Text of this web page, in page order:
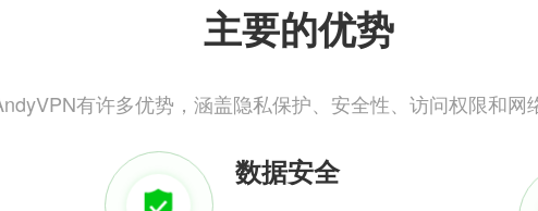
主要的优势
有许多优势，涵盖隐私保护、安全性、访问权限和网
数据安全